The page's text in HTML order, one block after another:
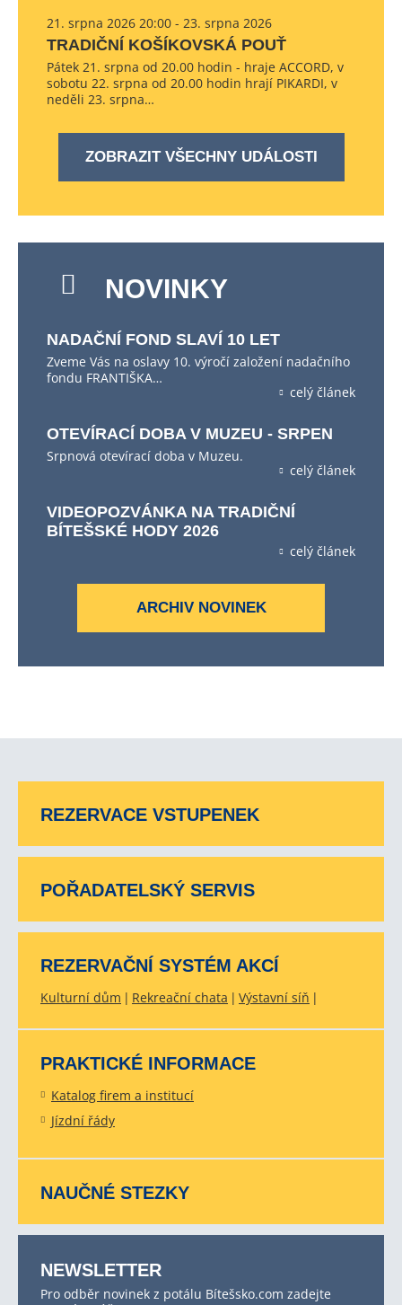
21. srpna 2026 20:00 - 23. srpna 2026
TRADIČNÍ KOŠÍKOVSKÁ POUŤ
Pátek 21. srpna od 20.00 hodin - hraje ACCORD, v
sobotu 22. srpna od 20.00 hodin hrají PIKARDI, v
neděli 23. srpna…
ZOBRAZIT VŠECHNY UDÁLOSTI
NOVINKY
NADAČNÍ FOND SLAVÍ 10 LET
Zveme Vás na oslavy 10. výročí založení nadačního
fondu FRANTIŠKA…
celý článek
OTEVÍRACÍ DOBA V MUZEU - SRPEN
Srpnová otevírací doba v Muzeu.
celý článek
VIDEOPOZVÁNKA NA TRADIČNÍ
BÍTEŠSKÉ HODY 2026
celý článek
ARCHIV NOVINEK
REZERVACE VSTUPENEK
POŘADATELSKÝ SERVIS
REZERVAČNÍ SYSTÉM AKCÍ
Kulturní dům Rekreační chata Výstavní síň
PRAKTICKÉ INFORMACE
Katalog firem a institucí
Jízdní řády
NAUČNÉ STEZKY
NEWSLETTER
Pro odběr novinek z potálu Bítešsko.com zadejte